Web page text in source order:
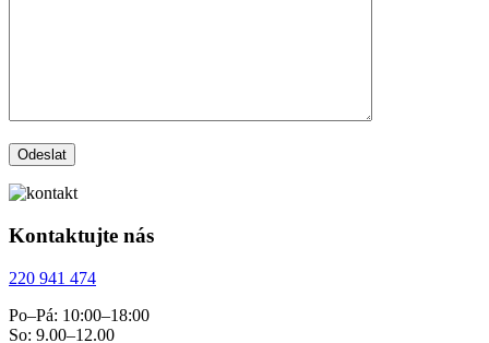
Kontaktujte nás
220 941 474
Po–Pá: 10:00–18:00
So: 9.00–12.00